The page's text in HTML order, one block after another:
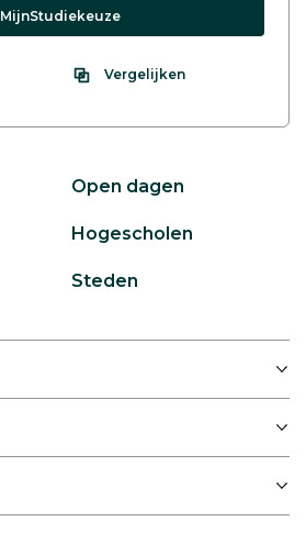
MijnStudiekeuze
Vergelijken
Open dagen
Hogescholen
Steden